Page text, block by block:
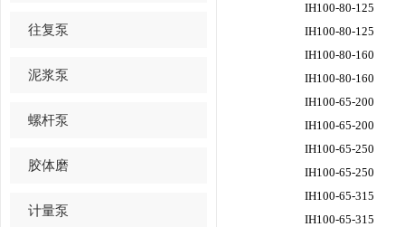
往复泵
泥浆泵
螺杆泵
胶体磨
计量泵
IH100-80-125
IH100-80-125
IH100-80-160
IH100-80-160
IH100-65-200
IH100-65-200
IH100-65-250
IH100-65-250
IH100-65-315
IH100-65-315